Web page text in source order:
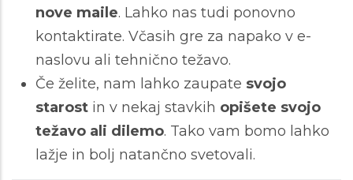
nove maile. Lahko nas tudi ponovno
kontaktirate. Včasih gre za napako v e-
naslovu ali tehnično težavo.
Če želite, nam lahko zaupate svojo
starost in v nekaj stavkih opišete svojo
težavo ali dilemo. Tako vam bomo lahko
lažje in bolj natančno svetovali.